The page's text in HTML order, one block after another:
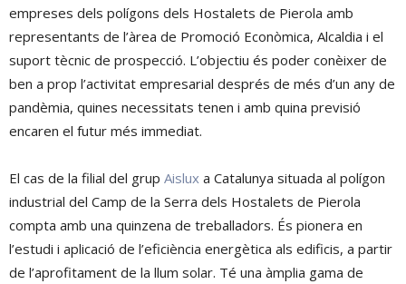
empreses dels polígons dels Hostalets de Pierola amb
representants de l’àrea de Promoció Econòmica, Alcaldia i el
suport tècnic de prospecció. L’objectiu és poder conèixer de
ben a prop l’activitat empresarial després de més d’un any de
pandèmia, quines necessitats tenen i amb quina previsió
encaren el futur més immediat.
El cas de la filial del grup Aislux a Catalunya situada al polígon
industrial del Camp de la Serra dels Hostalets de Pierola
compta amb una quinzena de treballadors. És pionera en
l’estudi i aplicació de l’eficiència energètica als edificis, a partir
de l’aprofitament de la llum solar. Té una àmplia gama de